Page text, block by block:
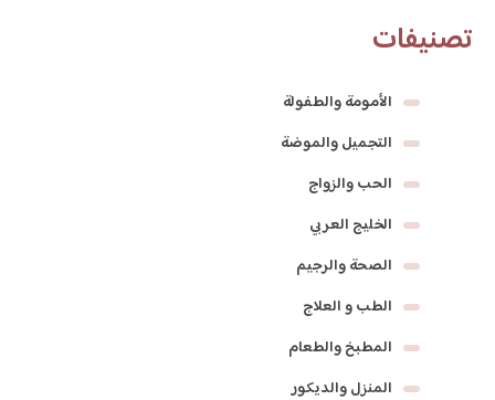
تصنيفات
الأمومة والطفولة
التجميل والموضة
الحب والزواج
الخليج العربي
الصحة والرجيم
الطب و العلاج
المطبخ والطعام
المنزل والديكور